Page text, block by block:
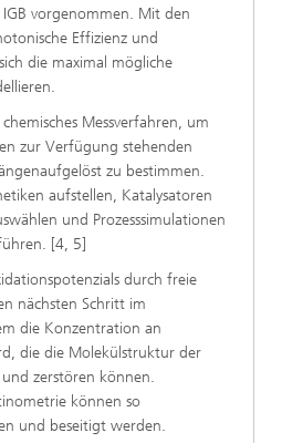
vorgenommen. Mit den
Effizienz und
die maximal mögliche
Messverfahren, um
zur Verfügung stehenden
zu bestimmen.
aufstellen, Katalysatoren
und Prozesssimulationen
[4, 5]
durch freie
nächsten Schritt im
die Konzentration an
die die Molekülstruktur der
zerstören können.
können so
und beseitigt werden.